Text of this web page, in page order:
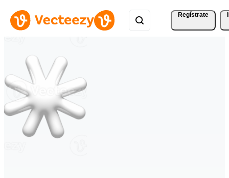
Regístrate